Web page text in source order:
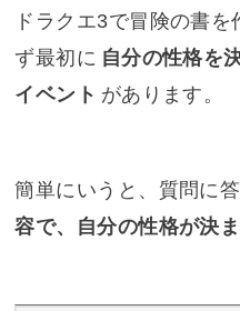
ドラクエ3で冒険の書
ず最初に 自分の性格を
イベント があります。
簡単にいうと、質問に答
容で、自分の性格が決